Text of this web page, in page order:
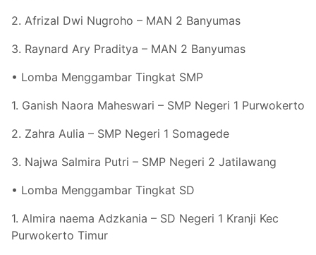
2. Afrizal Dwi Nugroho – MAN 2 Banyumas
3. Raynard Ary Praditya – MAN 2 Banyumas
• Lomba Menggambar Tingkat SMP
1. Ganish Naora Maheswari – SMP Negeri 1 Purwokerto
2. Zahra Aulia – SMP Negeri 1 Somagede
3. Najwa Salmira Putri – SMP Negeri 2 Jatilawang
• Lomba Menggambar Tingkat SD
1. Almira naema Adzkania – SD Negeri 1 Kranji Kec
Purwokerto Timur